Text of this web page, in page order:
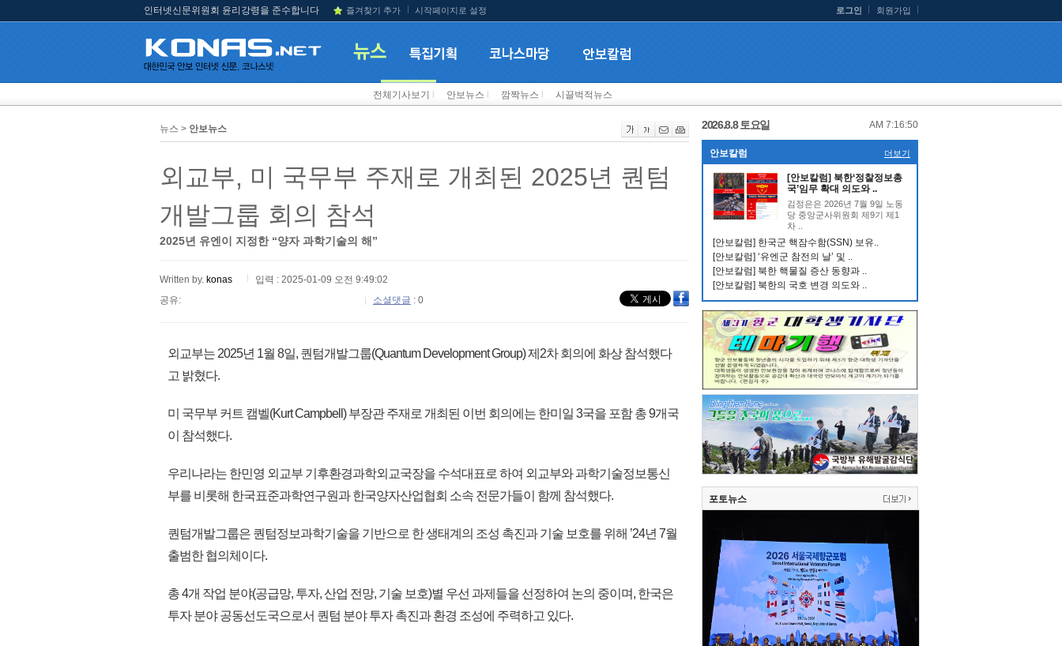
인터넷신문위원회 윤리강령을 준수합니다 즐겨찾기 추가 시작페이지로 설정 로그인 회원가입
전체기사보기 안보뉴스 깜짝뉴스 시끌벅적뉴스
뉴스 > 안보뉴스
외교부, 미 국무부 주재로 개최된 2025년 퀀텀
개발그룹 회의 참석
2025년 유엔이 지정한 “양자 과학기술의 해”
Written by. konas
입력 : 2025-01-09 오전 9:49:02
공유:
소셜댓글 : 0
외교부는 2025년 1월 8일, 퀀텀개발그룹(Quantum Development Group) 제2차 회의에 화상 참석했다
고 밝혔다.
미 국무부 커트 캠벨(Kurt Campbell) 부장관 주재로 개최된 이번 회의에는 한미일 3국을 포함 총 9개국
이 참석했다.
우리나라는 한민영 외교부 기후환경과학외교국장을 수석대표로 하여 외교부와 과학기술정보통신
부를 비롯해 한국표준과학연구원과 한국양자산업협회 소속 전문가들이 함께 참석했다.
퀀텀개발그룹은 퀀텀정보과학기술을 기반으로 한 생태계의 조성 촉진과 기술 보호를 위해 ’24년 7월
출범한 협의체이다.
총 4개 작업 분야(공급망, 투자, 산업 전망, 기술 보호)별 우선 과제들을 선정하여 논의 중이며, 한국은
투자 분야 공동선도국으로서 퀀텀 분야 투자 촉진과 환경 조성에 주력하고 있다.
2026.8.8 토요일 AM 7:16:50
안보칼럼 더보기
[안보칼럼] 북한‘정찰정보총
국’임무 확대 의도와 ..
김정은은 2026년 7월 9일 노동
당 중앙군사위원회 제9기 제1
차 ..
[안보칼럼] 한국군 핵잠수함(SSN) 보유..
[안보칼럼] ‘유엔군 참전의 날’ 및 ..
[안보칼럼] 북한 핵물질 증산 동향과 ..
[안보칼럼] 북한의 국호 변경 의도와 ..
포토뉴스